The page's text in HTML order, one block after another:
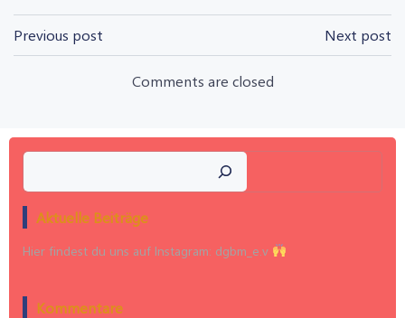
Post
navigation
Previous post
navigation
Next post
Comments are closed
Suchen
Aktuelle Beiträge
Hier findest du uns auf Instagram: dgbm_e.v
Kommentare